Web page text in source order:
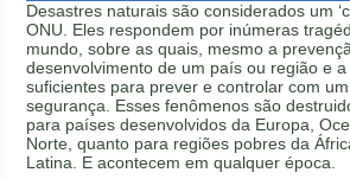
Desastres naturais são considerados um
ONU. Eles respondem por inúmeras
mundo, sobre as quais, mesmo a
desenvolvimento de um país ou região e
suficientes para prever e controlar com
segurança. Esses fenômenos são
para países desenvolvidos da Europa,
Norte, quanto para regiões pobres da
Latina. E acontecem em qualquer época.